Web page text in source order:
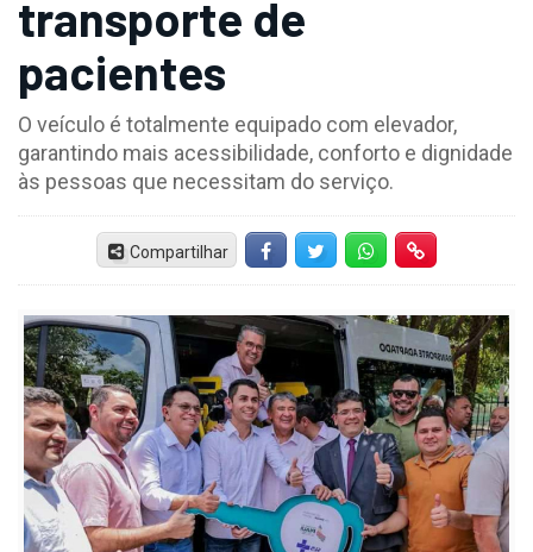
transporte de
pacientes
O veículo é totalmente equipado com elevador,
garantindo mais acessibilidade, conforto e dignidade
às pessoas que necessitam do serviço.
Compartilhar FacebookTwitter Whatsapp